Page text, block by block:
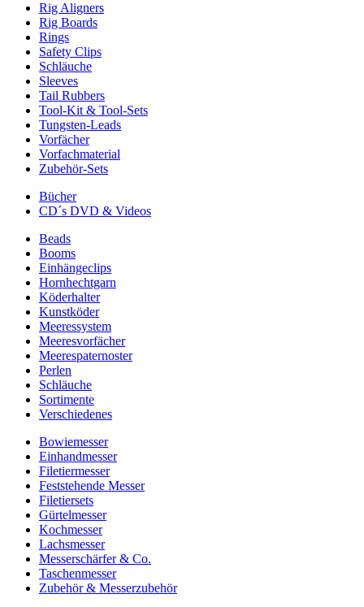
Rig Aligners
Rig Boards
Rings
Safety Clips
Schläuche
Sleeves
Tail Rubbers
Tool-Kit & Tool-Sets
Tungsten-Leads
Vorfächer
Vorfachmaterial
Zubehör-Sets
Bücher
CD´s DVD & Videos
Beads
Booms
Einhängeclips
Hornhechtgarn
Köderhalter
Kunstköder
Meeressystem
Meeresvorfächer
Meerespaternoster
Perlen
Schläuche
Sortimente
Verschiedenes
Bowiemesser
Einhandmesser
Filetiermesser
Feststehende Messer
Filetiersets
Gürtelmesser
Kochmesser
Lachsmesser
Messerschärfer & Co.
Taschenmesser
Zubehör & Messerzubehör